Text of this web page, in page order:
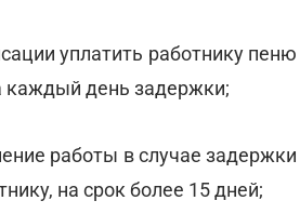
уплатить работнику пеню
каждый день задержки;
работы в случае задержки
на срок более 15 дней;